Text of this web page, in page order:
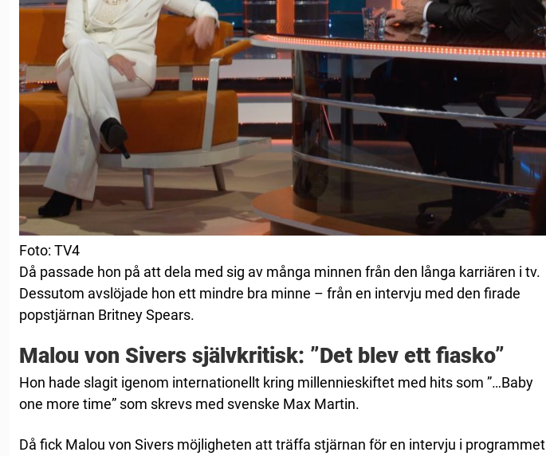
Foto: TV4
Då passade hon på att dela med sig av många minnen från den långa karriären i tv.
Dessutom avslöjade hon ett mindre bra minne – från en intervju med den firade
popstjärnan Britney Spears.
Malou von Sivers självkritisk: ”Det blev ett fiasko”
Hon hade slagit igenom internationellt kring millennieskiftet med hits som ”…Baby
one more time” som skrevs med svenske Max Martin.
Då fick Malou von Sivers möjligheten att träffa stjärnan för en intervju i programmet